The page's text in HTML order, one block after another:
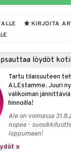
KIRJOITA
löydöt
Tartu tilaisuuteen
ALEstamme. Juuri
valikoiman
hinnoilla!
Ale on voimassa
nopea -
loppumaan!
»